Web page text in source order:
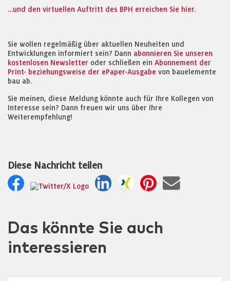
…und den virtuellen Auftritt des BPH erreichen Sie hier.
Sie wollen regelmäßig über aktuellen Neuheiten und
Entwicklungen informiert sein? Dann abonnieren Sie unseren
kostenlosen Newsletter oder schließen ein Abonnement der
Print- beziehungsweise der ePaper-Ausgabe von bauelemente
bau ab.
Sie meinen, diese Meldung könnte auch für Ihre Kollegen von
Interesse sein? Dann freuen wir uns über Ihre
Weiterempfehlung!
Diese Nachricht teilen
Das könnte Sie auch
interessieren